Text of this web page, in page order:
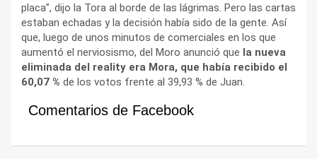
placa”, dijo la Tora al borde de las lágrimas. Pero las cartas
estaban echadas y la decisión había sido de la gente. Así
que, luego de unos minutos de comerciales en los que
aumentó el nerviosismo, del Moro anunció que la nueva
eliminada del reality era Mora, que había recibido el
60,07 % de los votos frente al 39,93 % de Juan.
Comentarios de Facebook